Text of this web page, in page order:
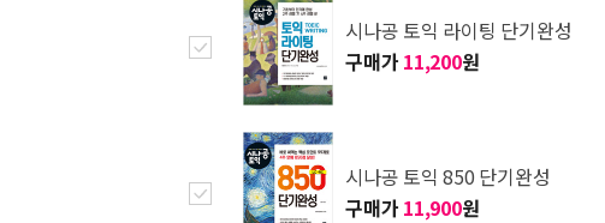
시나공 토익 라이팅 단기완성
구매가 11,200원
시나공 토익 850 단기완성
구매가 11,900원